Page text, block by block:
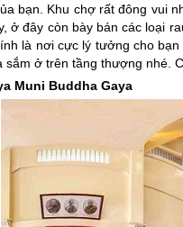
bạn. Khu chợ rất đông vui
ở đây còn bày bán các loại
là nơi cực lý tưởng cho
sắm ở trên tầng thượng nhé.
Muni Buddha Gaya